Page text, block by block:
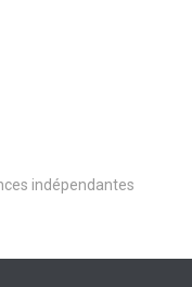
indépendantes